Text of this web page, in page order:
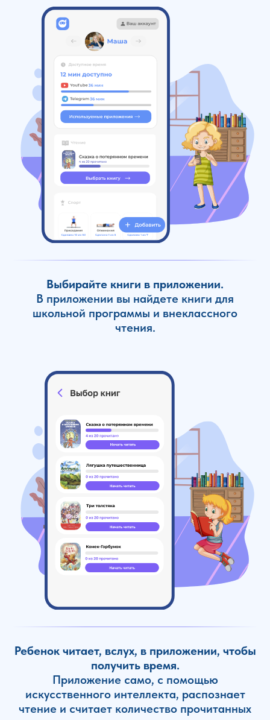
Выбирайте книги в приложении.
В приложении вы найдете книги для
школьной программы и внеклассного
чтения.
Ребенок читает, вслух, в приложении, чтобы
получить время.
Приложение само, с помощью
искусственного интеллекта, распознает
чтение и считает количество прочитанных